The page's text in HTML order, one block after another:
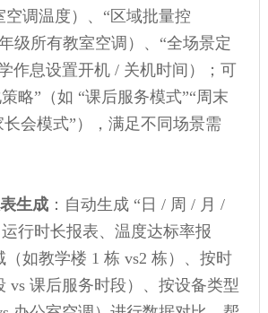
调温度）、“区域批量控
级所有教室空调）、“全场景定
作息设置开机 / 关机时间）；可
略”（如 “课后服务模式”“周末
长会模式”），满足不同场景需
生成：自动生成 “日 / 周 / 月 /
行时长报表、温度达标率报
如教学楼 1 栋 vs2 栋）、按时
vs 课后服务时段）、按设备类型